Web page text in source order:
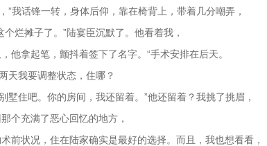
”我话锋一转，身体后仰，靠在椅背上，带着几分嘲弄，
烂摊子了。”陆宴臣沉默了。他看着我，
他拿起笔，颤抖着签下了名字。“手术安排在后天。
天我要调整状态，住哪？
住吧。你的房间，我还留着。”他还留着？我挑了挑眉，
个充满了恶心回忆的地方，
前状况，住在陆家确实是最好的选择。而且，我也想看看，